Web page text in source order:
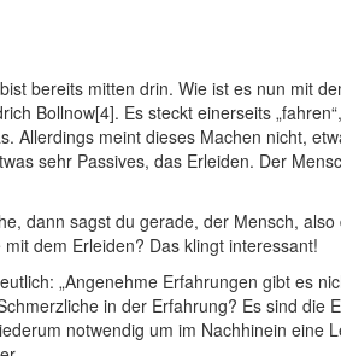
bereits mitten drin. Wie ist es nun mit
Bollnow[4]. Es steckt einerseits
meint dieses Machen nicht,
sehr Passives, das Erleiden. Der
dann sagst du gerade, der Mensch,
dem Erleiden? Das klingt interessant!
„Angenehme Erfahrungen gibt es
in der Erfahrung? Es sind
notwendig um im Nachhinein eine